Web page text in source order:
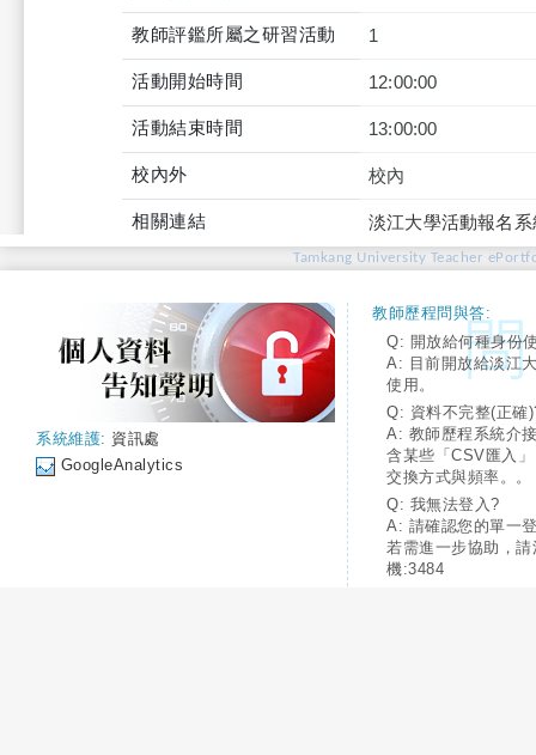
教師評鑑所屬之研習活動 1
活動開始時間 12:00:00
活動結束時間 13:00:00
校內外 校內
相關連結 淡江大學活動報名
Tamkang University Teacher
系統維護: 資訊處
GoogleAnalytics
教師歷程問與答:
Q: 開放給何種身份
A: 目前開放給淡江
使用。
Q: 資料不完整(正確
A: 教師歷程系統介
含某些「CSV匯入
交換方式與頻率。。
Q: 我無法登入?
A: 請確認您的單一
若需進一步協助，
機:3484